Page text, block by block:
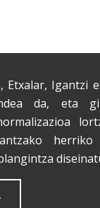
Etxalar, Igantzi
da, eta